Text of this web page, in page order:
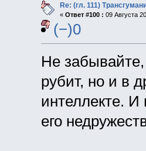
Re: (гл. 111)
« Ответ #100 : 09 Августа
(−)0
Не забывайте,
рубит, но и в
интеллекте. И
его